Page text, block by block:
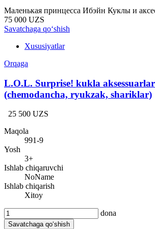
Маленькая принцесса Ибэйн Куклы и
75 000 UZS
Savatchaga qo‘shish
Xususiyatlar
Orqaga
L.O.L. Surprise! kukla
(chemodancha, ryukzak, shariklar)
25 500 UZS
Maqola
991-9
Yosh
3+
Ishlab chiqaruvchi
NoName
Ishlab chiqarish
Xitoy
dona
Savatchaga qo‘shish